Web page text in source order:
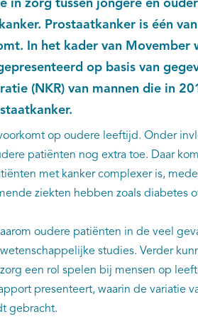
in zorg tussen jongere en
Prostaatkanker is één
In het kader van Movember
op basis van
(NKR) van mannen die in
op oudere leeftijd. Onder
patiënten nog extra toe. Daar
met kanker complexer is,
ziekten hebben zoals diabetes
oudere patiënten in de veel
studies. Verder
een rol spelen bij mensen op
presenteert, waarin de variatie
gebracht.